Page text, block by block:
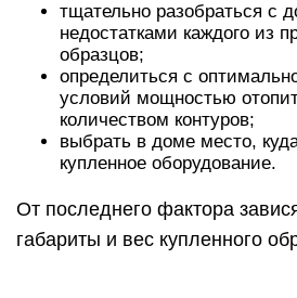
тщательно разобраться с
недостатками каждого из
образцов;
определиться с
условий мощностью
количеством контуров;
выбрать в доме место,
купленное оборудование.
От последнего фактора
габариты и вес купленного